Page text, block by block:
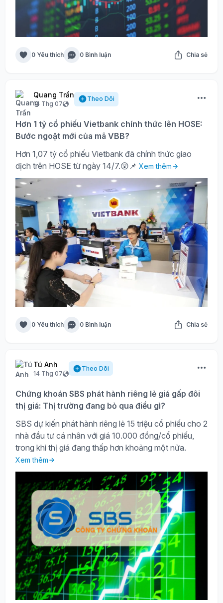
0 Yêu thích 0 Bình luận Chia sẻ
Quang Trần
14 Thg 07
Theo Dõi
Hơn 1 tỷ cổ phiếu Vietbank chính thức lên HOSE:
Bước ngoặt mới của mã VBB?
Hơn 1,07 tỷ cổ phiếu Vietbank đã chính thức giao
dịch trên HOSE từ ngày 14/7.😲📌 Xem thêm
0 Yêu thích 0 Bình luận Chia sẻ
Tú Anh
14 Thg 07
Theo Dõi
Chứng khoán SBS phát hành riêng lẻ giá gấp đôi
thị giá: Thị trường đang bỏ qua điều gì?
SBS dự kiến phát hành riêng lẻ 15 triệu cổ phiếu cho 2
nhà đầu tư cá nhân với giá 10.000 đồng/cổ phiếu,
trong khi thị giá đang thấp hơn khoảng một nửa.
Xem thêm